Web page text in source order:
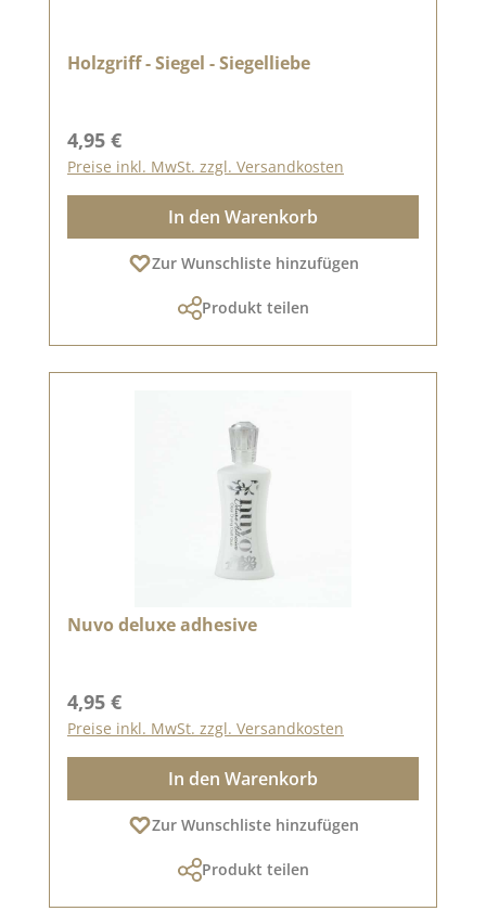
Holzgriff - Siegel - Siegelliebe
Regulärer Preis:
4,95 €
Preise inkl. MwSt. zzgl. Versandkosten
In den Warenkorb
Zur Wunschliste hinzufügen
Produkt teilen
Nuvo deluxe adhesive
Regulärer Preis:
4,95 €
Preise inkl. MwSt. zzgl. Versandkosten
In den Warenkorb
Zur Wunschliste hinzufügen
Produkt teilen